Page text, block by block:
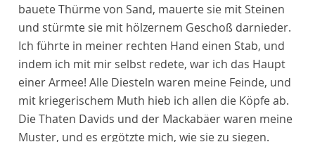
bauete Thürme von Sand, mauerte sie mit Steinen
und stürmte sie mit hölzernem Geschoß darnieder.
Ich führte in meiner rechten Hand einen Stab, und
indem ich mit mir selbst redete, war ich das Haupt
einer Armee! Alle Diesteln waren meine Feinde, und
mit kriegerischem Muth hieb ich allen die Köpfe ab.
Die Thaten Davids und der Mackabäer waren meine
Muster, und es ergötzte mich, wie sie zu siegen.